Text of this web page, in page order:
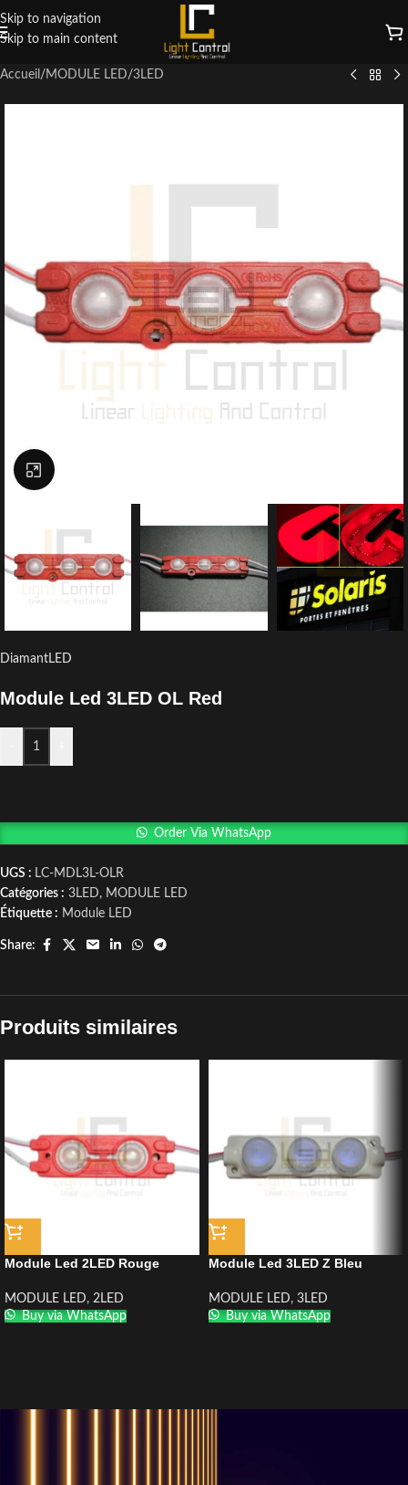
Skip to navigation
Skip to main content
Accueil / MODULE LED/3LED
Click to enlarge
DiamantLED
Module Led 3LED OL Red
Order Via WhatsApp
UGS : LC-MDL3L-OLR
Catégories : 3LED, MODULE LED
Étiquette : Module LED
Share:
Produits similaires
Module Led 2LED Rouge
MODULE LED, 2LED
Buy via WhatsApp
Module Led 3LED Z Bleu
MODULE LED, 3LED
Buy via WhatsApp